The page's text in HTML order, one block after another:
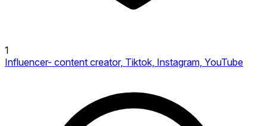
1
Influencer- content creator, Tiktok, Instagram, YouTube